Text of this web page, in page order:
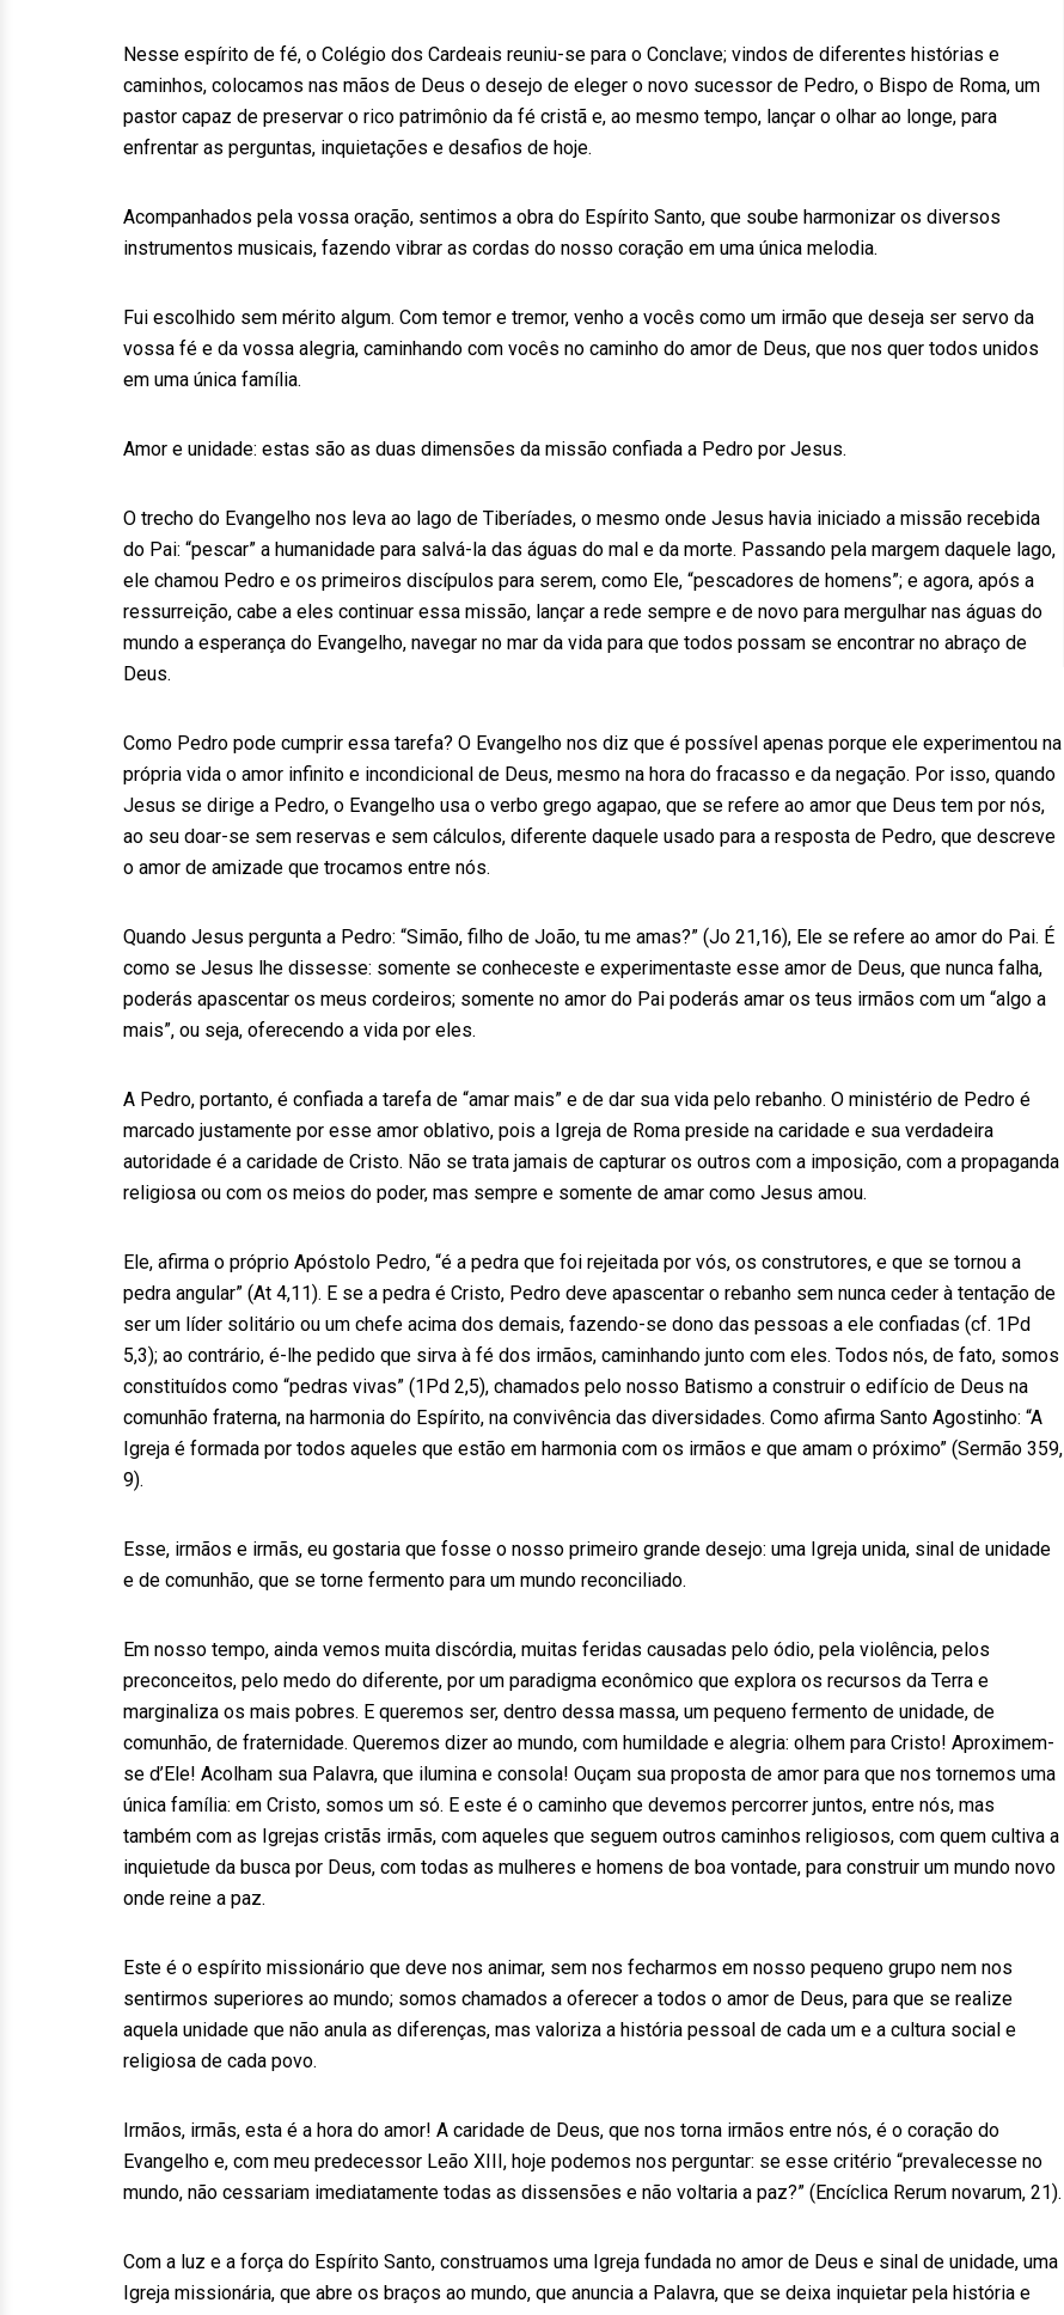
Nesse espírito de fé, o Colégio dos Cardeais reuniu-se para o Conclave; vindos de diferentes histórias e
caminhos, colocamos nas mãos de Deus o desejo de eleger o novo sucessor de Pedro, o Bispo de Roma, um
pastor capaz de preservar o rico patrimônio da fé cristã e, ao mesmo tempo, lançar o olhar ao longe, para
enfrentar as perguntas, inquietações e desafios de hoje.
Acompanhados pela vossa oração, sentimos a obra do Espírito Santo, que soube harmonizar os diversos
instrumentos musicais, fazendo vibrar as cordas do nosso coração em uma única melodia.
Fui escolhido sem mérito algum. Com temor e tremor, venho a vocês como um irmão que deseja ser servo da
vossa fé e da vossa alegria, caminhando com vocês no caminho do amor de Deus, que nos quer todos unidos
em uma única família.
Amor e unidade: estas são as duas dimensões da missão confiada a Pedro por Jesus.
O trecho do Evangelho nos leva ao lago de Tiberíades, o mesmo onde Jesus havia iniciado a missão recebida
do Pai: “pescar” a humanidade para salvá-la das águas do mal e da morte. Passando pela margem daquele lago,
ele chamou Pedro e os primeiros discípulos para serem, como Ele, “pescadores de homens”; e agora, após a
ressurreição, cabe a eles continuar essa missão, lançar a rede sempre e de novo para mergulhar nas águas do
mundo a esperança do Evangelho, navegar no mar da vida para que todos possam se encontrar no abraço de
Deus.
Como Pedro pode cumprir essa tarefa? O Evangelho nos diz que é possível apenas porque ele experimentou na
própria vida o amor infinito e incondicional de Deus, mesmo na hora do fracasso e da negação. Por isso, quando
Jesus se dirige a Pedro, o Evangelho usa o verbo grego agapao, que se refere ao amor que Deus tem por nós,
ao seu doar-se sem reservas e sem cálculos, diferente daquele usado para a resposta de Pedro, que descreve
o amor de amizade que trocamos entre nós.
Quando Jesus pergunta a Pedro: “Simão, filho de João, tu me amas?” (Jo 21,16), Ele se refere ao amor do Pai. É
como se Jesus lhe dissesse: somente se conheceste e experimentaste esse amor de Deus, que nunca falha,
poderás apascentar os meus cordeiros; somente no amor do Pai poderás amar os teus irmãos com um “algo a
mais”, ou seja, oferecendo a vida por eles.
A Pedro, portanto, é confiada a tarefa de “amar mais” e de dar sua vida pelo rebanho. O ministério de Pedro é
marcado justamente por esse amor oblativo, pois a Igreja de Roma preside na caridade e sua verdadeira
autoridade é a caridade de Cristo. Não se trata jamais de capturar os outros com a imposição, com a propaganda
religiosa ou com os meios do poder, mas sempre e somente de amar como Jesus amou.
Ele, afirma o próprio Apóstolo Pedro, “é a pedra que foi rejeitada por vós, os construtores, e que se tornou a
pedra angular” (At 4,11). E se a pedra é Cristo, Pedro deve apascentar o rebanho sem nunca ceder à tentação de
ser um líder solitário ou um chefe acima dos demais, fazendo-se dono das pessoas a ele confiadas (cf. 1Pd
5,3); ao contrário, é-lhe pedido que sirva à fé dos irmãos, caminhando junto com eles. Todos nós, de fato, somos
constituídos como “pedras vivas” (1Pd 2,5), chamados pelo nosso Batismo a construir o edifício de Deus na
comunhão fraterna, na harmonia do Espírito, na convivência das diversidades. Como afirma Santo Agostinho: “A
Igreja é formada por todos aqueles que estão em harmonia com os irmãos e que amam o próximo” (Sermão 359,
9).
Esse, irmãos e irmãs, eu gostaria que fosse o nosso primeiro grande desejo: uma Igreja unida, sinal de unidade
e de comunhão, que se torne fermento para um mundo reconciliado.
Em nosso tempo, ainda vemos muita discórdia, muitas feridas causadas pelo ódio, pela violência, pelos
preconceitos, pelo medo do diferente, por um paradigma econômico que explora os recursos da Terra e
marginaliza os mais pobres. E queremos ser, dentro dessa massa, um pequeno fermento de unidade, de
comunhão, de fraternidade. Queremos dizer ao mundo, com humildade e alegria: olhem para Cristo! Aproximem-
se d’Ele! Acolham sua Palavra, que ilumina e consola! Ouçam sua proposta de amor para que nos tornemos uma
única família: em Cristo, somos um só. E este é o caminho que devemos percorrer juntos, entre nós, mas
também com as Igrejas cristãs irmãs, com aqueles que seguem outros caminhos religiosos, com quem cultiva a
inquietude da busca por Deus, com todas as mulheres e homens de boa vontade, para construir um mundo novo
onde reine a paz.
Este é o espírito missionário que deve nos animar, sem nos fecharmos em nosso pequeno grupo nem nos
sentirmos superiores ao mundo; somos chamados a oferecer a todos o amor de Deus, para que se realize
aquela unidade que não anula as diferenças, mas valoriza a história pessoal de cada um e a cultura social e
religiosa de cada povo.
Irmãos, irmãs, esta é a hora do amor! A caridade de Deus, que nos torna irmãos entre nós, é o coração do
Evangelho e, com meu predecessor Leão XIII, hoje podemos nos perguntar: se esse critério “prevalecesse no
mundo, não cessariam imediatamente todas as dissensões e não voltaria a paz?” (Encíclica Rerum novarum, 21).
Com a luz e a força do Espírito Santo, construamos uma Igreja fundada no amor de Deus e sinal de unidade, uma
Igreja missionária, que abre os braços ao mundo, que anuncia a Palavra, que se deixa inquietar pela história e